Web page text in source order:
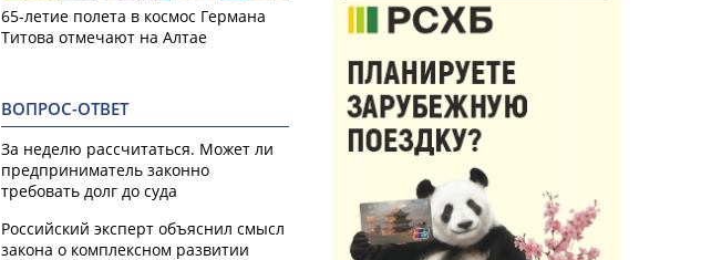
65-летие полета в космос Германа
Титова отмечают на Алтае
ВОПРОС-ОТВЕТ
За неделю рассчитаться. Может ли
предприниматель законно
требовать долг до суда
Российский эксперт объяснил смысл
закона о комплексном развитии